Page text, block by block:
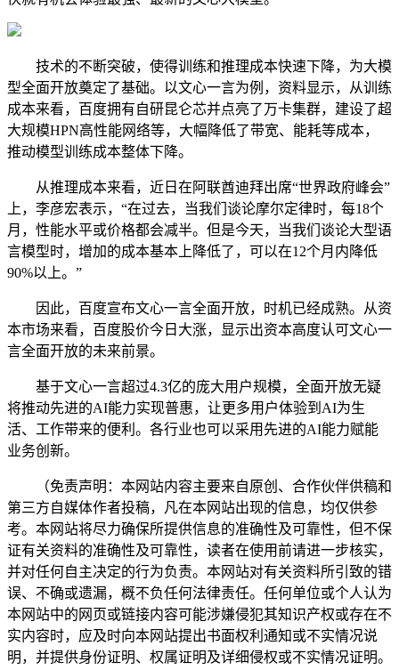
技术的不断突破，使得训练和推理成本快速下降，为大模
型全面开放奠定了基础。以文心一言为例，资料显示，从训练
成本来看，百度拥有自研昆仑芯并点亮了万卡集群，建设了超
大规模HPN高性能网络等，大幅降低了带宽、能耗等成本，
推动模型训练成本整体下降。
从推理成本来看，近日在阿联酋迪拜出席“世界政府峰会”
上，李彦宏表示，“在过去，当我们谈论摩尔定律时，每18个
月，性能水平或价格都会减半。但是今天，当我们谈论大型语
言模型时，增加的成本基本上降低了，可以在12个月内降低
90%以上。”
因此，百度宣布文心一言全面开放，时机已经成熟。从资
本市场来看，百度股价今日大涨，显示出资本高度认可文心一
言全面开放的未来前景。
基于文心一言超过4.3亿的庞大用户规模，全面开放无疑
将推动先进的AI能力实现普惠，让更多用户体验到AI为生
活、工作带来的便利。各行业也可以采用先进的AI能力赋能
业务创新。
（免责声明：本网站内容主要来自原创、合作伙伴供稿和
第三方自媒体作者投稿，凡在本网站出现的信息，均仅供参
考。本网站将尽力确保所提供信息的准确性及可靠性，但不保
证有关资料的准确性及可靠性，读者在使用前请进一步核实，
并对任何自主决定的行为负责。本网站对有关资料所引致的错
误、不确或遗漏，概不负任何法律责任。任何单位或个人认为
本网站中的网页或链接内容可能涉嫌侵犯其知识产权或存在不
实内容时，应及时向本网站提出书面权利通知或不实情况说
明，并提供身份证明、权属证明及详细侵权或不实情况证明。